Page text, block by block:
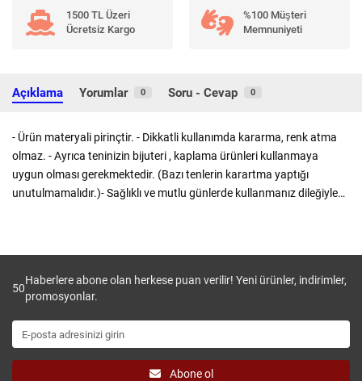
1500 TL Üzeri
Ücretsiz Kargo
%100 Müşteri
Memnuniyeti
Açıklama Yorumlar 0 Soru - Cevap 0
- Ürün materyali pirinçtir. - Dikkatli kullanımda kararma, renk atma
olmaz. - Ayrıca teninizin bijuteri , kaplama ürünleri kullanmaya
uygun olması gerekmektedir. (Bazı tenlerin karartma yaptığı
unutulmamalıdır.)- Sağlıklı ve mutlu günlerde kullanmanız dileğiyle…
50
Haberlere abone olan herkese puan verilir! Yeni ürünler, indirimler,
promosyonlar.
Abone ol